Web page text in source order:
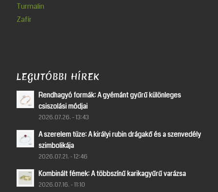
Turmalin
Zafír
LEGUTÓBBI HÍREK
Rendhagyó formák: A gyémánt gyűrű különleges
csiszolási módjai
2026.07.26. - 13:43
A szerelem tüze: A királyi rubin drágakő és a szenvedély
szimbolikája
2026.07.21. - 12:46
Kombinált fémek: A többszínű karikagyűrű varázsa
2026.07.16. - 11:10